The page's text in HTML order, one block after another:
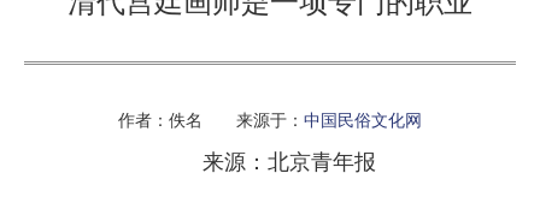
作者：佚名 来源于： 中国民俗文化网
来源：北京青年报